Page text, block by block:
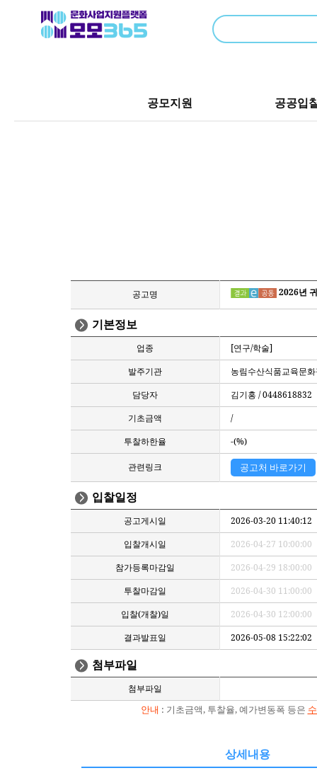
공모지원 공공입
공고명 2026년
기본정보
업종
[연구/학술]
발주기관
농림수산식품교육문
담당자
김기홍 / 0448618832
기초금액
/
투찰하한율
-(%)
관련링크 공고처 바로가기
입찰일정
공고게시일
2026-03-20 11:40:12
입찰개시일
2026-04-27 10:00:00
참가등록마감일
2026-04-29 18:00:00
투찰마감일
2026-04-30 11:00:00
입찰(개찰)일
2026-04-30 12:00:00
결과발표일
2026-05-08 15:22:02
첨부파일
첨부파일
안내 : 기초금액, 투찰율, 예가변동폭 등은
상세내용